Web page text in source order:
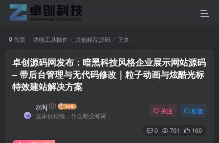
首页 功能工具插件 其他精品源码 正文
卓创源码网发布：暗黑科技风格企业展示网站源码
– 带后台管理与无代码修改｜粒子动画与炫酷光标
特效建站解决方案
zckj
这家伙很懒，什么都没有写...
关注 私信
0 701 160